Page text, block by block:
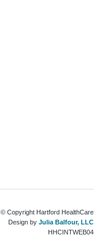
© Copyright Hartford HealthCare
Design by Julia Balfour, LLC
HHCINTWEB04